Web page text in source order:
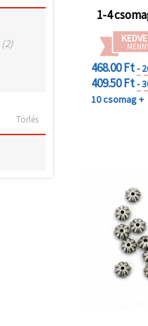
(2)
Törlés
1-4
468.00 Ft-
409.50 Ft-
10 csomag +